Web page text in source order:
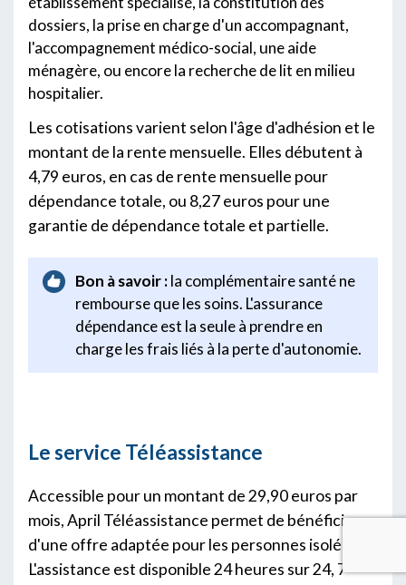
dossiers, la prise en charge d'un accompagnant,
l'accompagnement médico-social, une aide
ménagère, ou encore la recherche de lit en milieu
hospitalier.
Les cotisations varient selon l'âge d'adhésion et le
montant de la rente mensuelle. Elles débutent à
4,79 euros, en cas de rente mensuelle pour
dépendance totale, ou 8,27 euros pour une
garantie de dépendance totale et partielle.
Bon à savoir :la complémentaire santé ne
rembourse que les soins. L'assurance
dépendance est la seule à prendre en
charge les frais liés à la perte d'autonomie.
Le service Téléassistance
Accessible pour un montant de 29,90 euros par
mois, April Téléassistance permet de bénéficier
d'une offre adaptée pour les personnes isolées.
L'assistance est disponible 24 heures sur 24, 7